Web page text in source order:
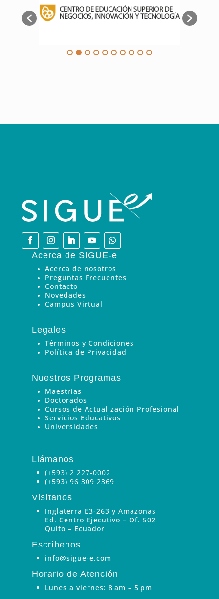
Acerca de SIGUE-e
Acerca de nosotros
Preguntas Frecuentes
Contacto
Novedades
Campus Virtual
Legales
Términos y Condiciones
Política de Privacidad
Nuestros Programas
Maestrías
Doctorados
Cursos de Actualización Profesional
Servicios Educativos
Universidades
Llámanos
(+593) 2 227-0002
(+593) 96 309 2369
Visítanos
Inglaterra E3-263 y Amazonas
Ed. Centro Ejecutivo – Of. 502
Quito – Ecuador
Escríbenos
info@sigue-e.com
Horario de Atención
Lunes a viernes: 8 am – 5 pm